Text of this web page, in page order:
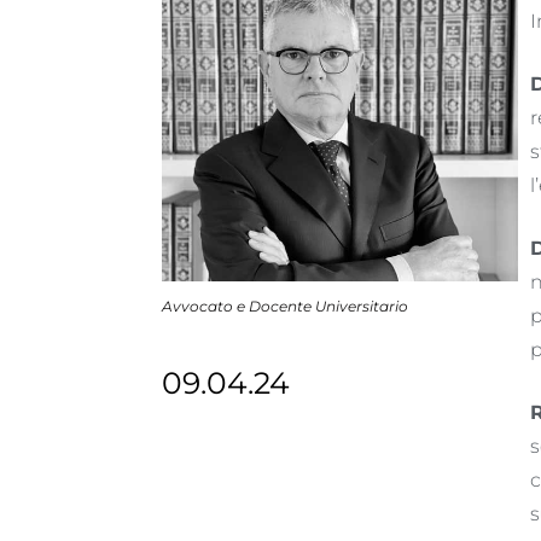
Avvocato e Docente Universitario
09.04.24